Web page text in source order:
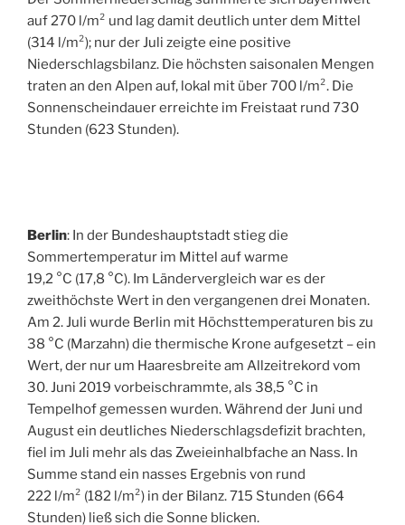
auf 270 l/m² und lag damit deutlich unter dem Mittel
(314 l/m²); nur der Juli zeigte eine positive
Niederschlagsbilanz. Die höchsten saisonalen Mengen
traten an den Alpen auf, lokal mit über 700 l/m². Die
Sonnenscheindauer erreichte im Freistaat rund 730
Stunden (623 Stunden).
Berlin: In der Bundeshauptstadt stieg die
Sommertemperatur im Mittel auf warme
19,2 °C (17,8 °C). Im Ländervergleich war es der
zweithöchste Wert in den vergangenen drei Monaten.
Am 2. Juli wurde Berlin mit Höchsttemperaturen bis zu
38 °C (Marzahn) die thermische Krone aufgesetzt – ein
Wert, der nur um Haaresbreite am Allzeitrekord vom
30. Juni 2019 vorbeischrammte, als 38,5 °C in
Tempelhof gemessen wurden. Während der Juni und
August ein deutliches Niederschlagsdefizit brachten,
fiel im Juli mehr als das Zweieinhalbfache an Nass. In
Summe stand ein nasses Ergebnis von rund
222 l/m² (182 l/m²) in der Bilanz. 715 Stunden (664
Stunden) ließ sich die Sonne blicken.